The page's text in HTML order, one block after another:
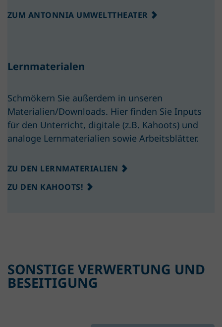
ZUM ANTONNIA UMWELTTHEATER
Lernmaterialen
Schmökern Sie außerdem in unseren
Materialien/Downloads. Hier finden Sie Inputs
für den Unterricht, digitale (z.B. Kahoots) und
analoge Lernmaterialien sowie Arbeitsblätter.
ZU DEN LERNMATERIALIEN
ZU DEN KAHOOTS!
SONSTIGE VERWERTUNG UND
BESEITIGUNG